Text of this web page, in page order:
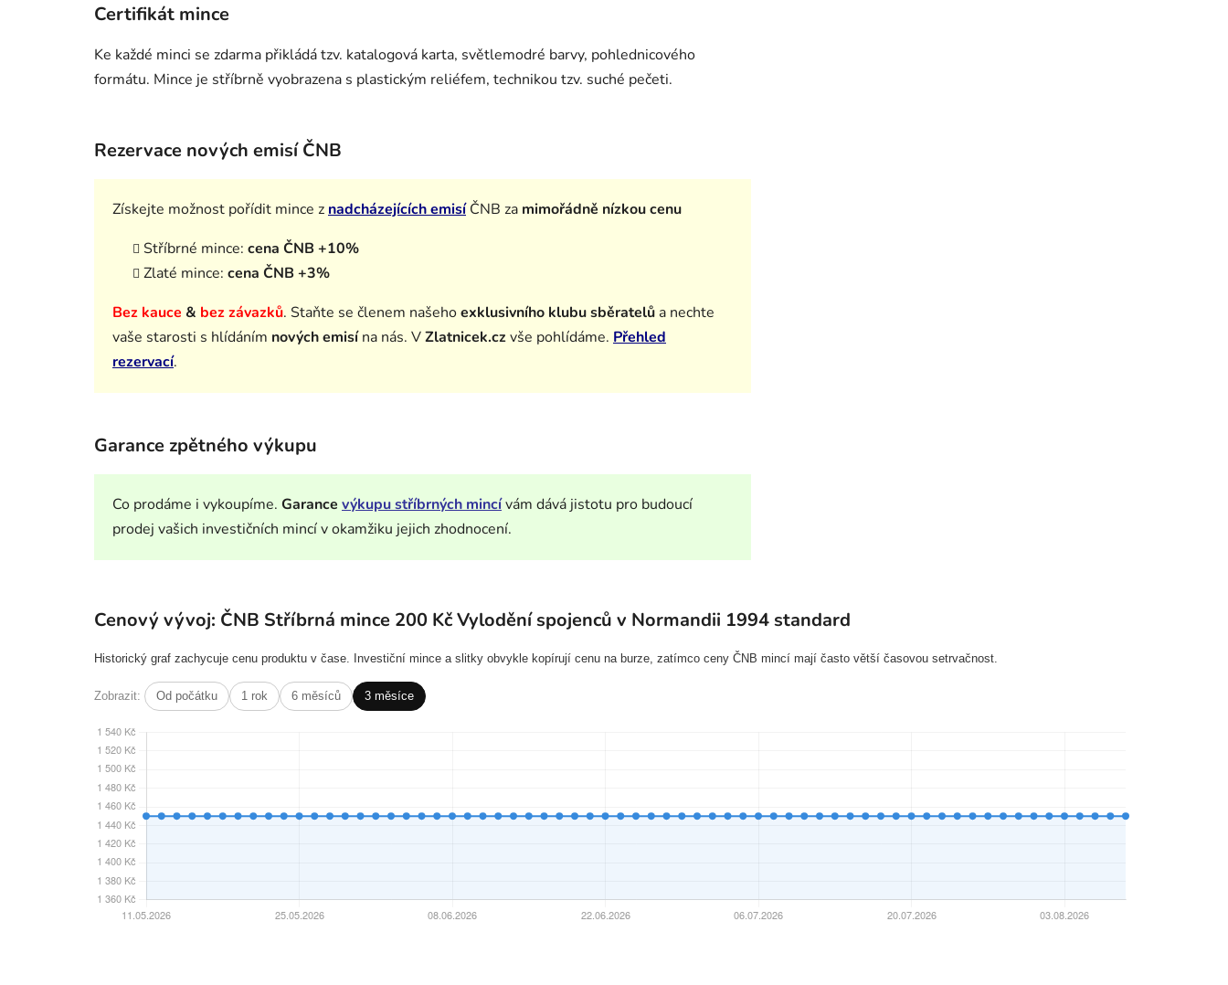
Certifikát mince
Ke každé minci se zdarma přikládá tzv. katalogová karta, světlemodré barvy, pohlednicového
formátu. Mince je stříbrně vyobrazena s plastickým reliéfem, technikou tzv. suché pečeti.
Rezervace nových emisí ČNB
Získejte možnost pořídit mince z nadcházejících emisíČNB za mimořádně nízkou cenu
Stříbrné mince: cena ČNB +10%
Zlaté mince: cena ČNB +3%
Bez kauce & bez závazků. Staňte se členem našehoexklusivního klubu sběratelů a nechte
vaše starosti s hlídáním nových emisína nás. VZlatnicek.czvše pohlídáme. Přehled
rezervací.
Garance zpětného výkupu
Co prodáme i vykoupíme. Garance výkupu stříbrných mincívám dává jistotu pro budoucí
prodej vašich investičních mincí v okamžiku jejich zhodnocení.
Cenový vývoj: ČNB Stříbrná mince 200 Kč Vylodění spojenců v Normandii 1994 standard
Historický graf zachycuje cenu produktu v čase. Investiční mince a slitky obvykle kopírují cenu na burze, zatímco ceny ČNB mincí mají často větší časovou setrvačnost.
Zobrazit: Od počátku 1 rok 6 měsíců 3 měsíce